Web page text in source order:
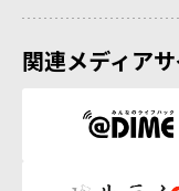
関連メディア